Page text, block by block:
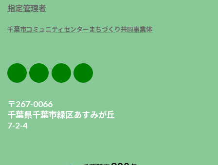
指定管理者
千葉市コミュニティセンターまちづくり共同事業体
〒267-0066
千葉県千葉市緑区あすみが丘
7-2-4